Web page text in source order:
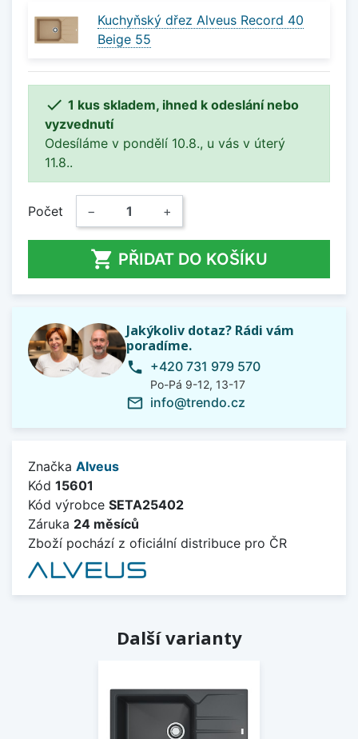
Kuchyňský dřez Alveus Record 40
Beige 55
 1 kus skladem, ihned k odeslání nebo
vyzvednutí
Odesíláme v pondělí 10.8., u vás v úterý
11.8..
Počet − +
 PŘIDAT DO KOŠÍKU
Jakýkoliv dotaz? Rádi vám
poradíme.
phone +420 731 979 570
Po-Pá 9-12, 13-17
mail_outline info@trendo.cz
Značka Alveus
Kód 15601
Kód výrobce SETA25402
Záruka 24 měsíců
Zboží pochází z oficiální distribuce pro ČR
Další varianty